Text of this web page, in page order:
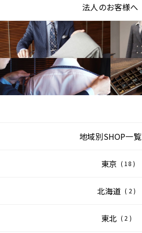
法人のお客様へ
地域別SHOP一覧
東京 ( 18 )
北海道 ( 2 )
東北 ( 2 )